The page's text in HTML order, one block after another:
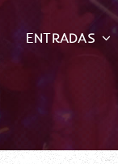
ENTRADAS